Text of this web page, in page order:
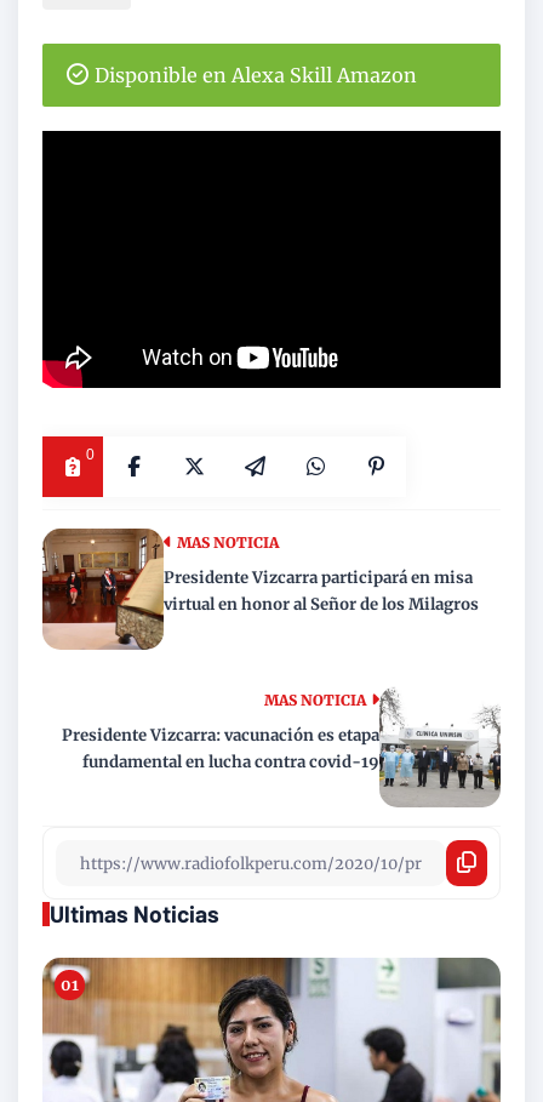
Disponible en Alexa Skill Amazon
0
MAS NOTICIA
Presidente Vizcarra: vacunación es etapa
fundamental en lucha contra covid-19
MAS NOTICIA
Presidente Vizcarra participará en misa
virtual en honor al Señor de los Milagros
Ultimas Noticias